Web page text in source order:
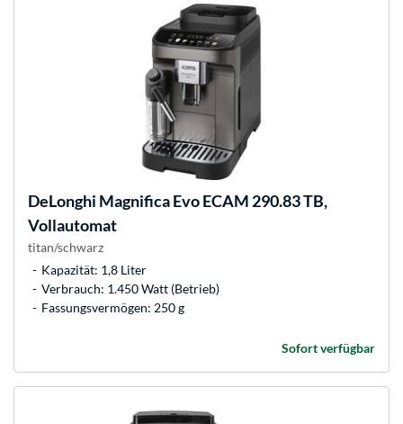
DeLonghi Magnifica Evo ECAM 290.83 TB,
Vollautomat
titan/schwarz
Kapazität: 1,8 Liter
Verbrauch: 1.450 Watt (Betrieb)
Fassungsvermögen: 250 g
Sofort verfügbar